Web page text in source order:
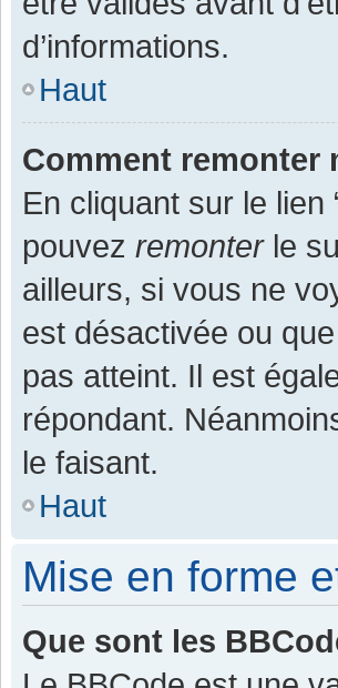
d’informations.
Haut
Comment remonter
En cliquant sur le lien
pouvez remonterle
ailleurs, si vous ne
est désactivée ou
pas atteint. Il est
répondant.
le faisant.
Haut
Mise en forme
Que sont les